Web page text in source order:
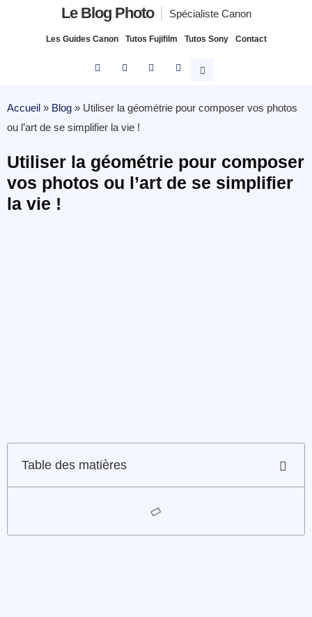
Le Blog Photo Spécialiste Canon
Les Guides Canon Tutos Fujifilm Tutos Sony Contact
Accueil » Blog » Utiliser la géométrie pour composer vos photos
ou l’art de se simplifier la vie !
Utiliser la géométrie pour composer
vos photos ou l’art de se simplifier
la vie !
Table des matières